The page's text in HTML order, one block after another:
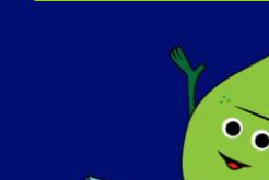
QUE GOSTARIA DE FAZER
Se eu fosse curado
faria tudo o que nunca
Para ler mais "LGMD